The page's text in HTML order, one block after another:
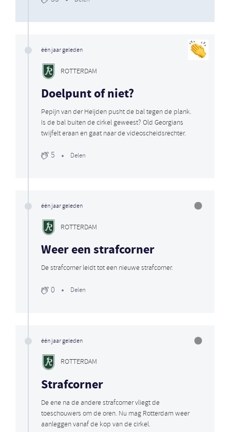
één jaar geleden
ROTTERDAM
Doelpunt of niet?
Pepijn van der Heijden pusht de bal tegen de plank.
Is de bal buiten de cirkel geweest? Old Georgians
twijfelt eraan en gaat naar de videoscheidsrechter.
5 Delen
één jaar geleden
ROTTERDAM
Weer een strafcorner
De strafcorner leidt tot een nieuwe strafcorner.
0 Delen
één jaar geleden
ROTTERDAM
Strafcorner
De ene na de andere strafcorner vliegt de
toeschouwers om de oren. Nu mag Rotterdam weer
aanleggen vanaf de kop van de cirkel.